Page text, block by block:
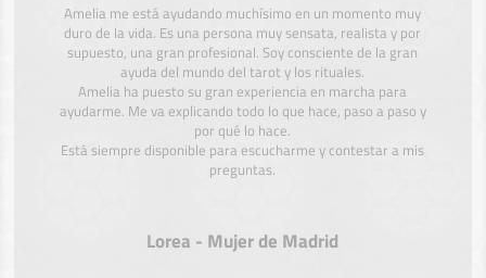
Amelia me está ayudando muchísimo en un momento muy
duro de la vida. Es una persona muy sensata, realista y por
supuesto, una gran profesional. Soy consciente de la gran
ayuda del mundo del tarot y los rituales.
Amelia ha puesto su gran experiencia en marcha para
ayudarme. Me va explicando todo lo que hace, paso a paso y
por qué lo hace.
Está siempre disponible para escucharme y contestar a mis
preguntas.
Lorea - Mujer de Madrid